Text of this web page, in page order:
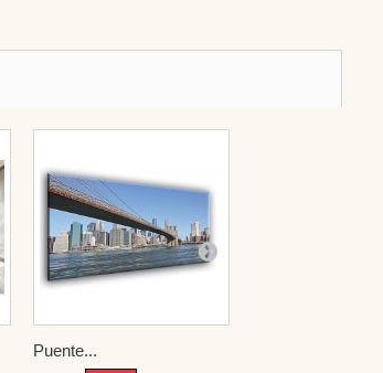
Puente...